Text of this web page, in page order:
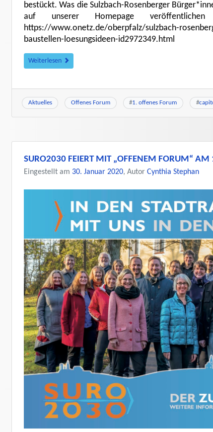
bestückt. Was die Sulzbach-Rosenberger
auf unserer Homepage
https://www.onetz.de/oberpfalz/sulzbach-
baustellen-loesungsideen-id2972349.html
Weiterlesen
Aktuelles Offenes Forum #1. offenes Forum #
SURO2030 FEIERT MIT „OFFENEM FORUM“
Eingestellt am 30. Januar 2020, Autor Cynthia Stephan